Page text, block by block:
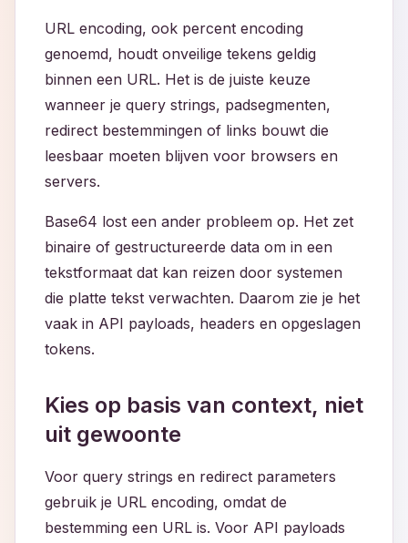
URL encoding, ook percent encoding
genoemd, houdt onveilige tekens geldig
binnen een URL. Het is de juiste keuze
wanneer je query strings, padsegmenten,
redirect bestemmingen of links bouwt die
leesbaar moeten blijven voor browsers en
servers.
Base64 lost een ander probleem op. Het zet
binaire of gestructureerde data om in een
tekstformaat dat kan reizen door systemen
die platte tekst verwachten. Daarom zie je het
vaak in API payloads, headers en opgeslagen
tokens.
Kies op basis van context, niet
uit gewoonte
Voor query strings en redirect parameters
gebruik je URL encoding, omdat de
bestemming een URL is. Voor API payloads